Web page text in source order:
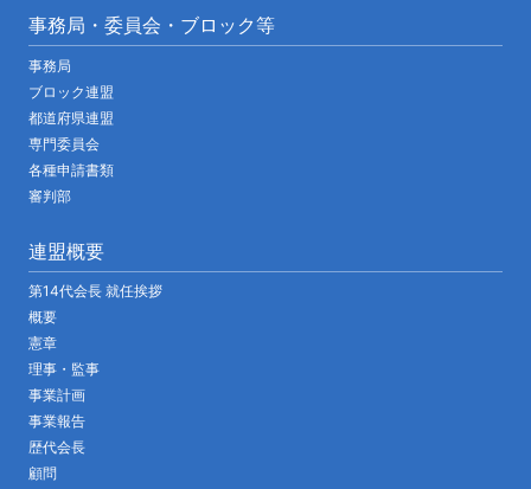
事務局・委員会・ブロック等
事務局
ブロック連盟
都道府県連盟
専門委員会
各種申請書類
審判部
連盟概要
第14代会長 就任挨拶
概要
憲章
理事・監事
事業計画
事業報告
歴代会長
顧問